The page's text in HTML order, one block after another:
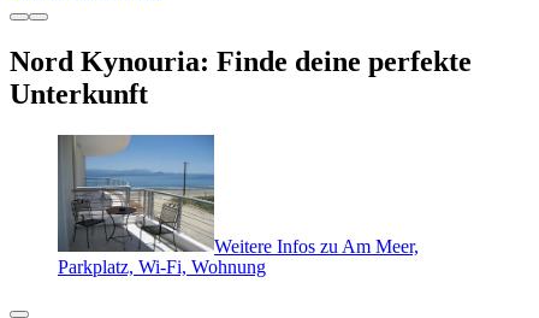
Nord Kynouria: Finde deine perfekte
Unterkunft
Weitere Infos zu Am Meer,
Parkplatz, Wi-Fi, Wohnung